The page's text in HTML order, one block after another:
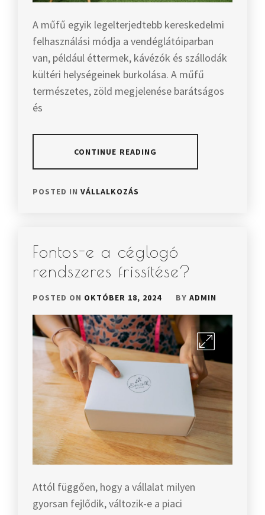
A műfű egyik legelterjedtebb kereskedelmi
felhasználási módja a vendéglátóiparban
van, például éttermek, kávézók és szállodák
kültéri helységeinek burkolása. A műfű
természetes, zöld megjelenése barátságos
és
CONTINUE READING
POSTED IN VÁLLALKOZÁS
Fontos-e a céglogó
rendszeres frissítése?
POSTED ON OKTÓBER 18, 2024 BY ADMIN
Attól függően, hogy a vállalat milyen
gyorsan fejlődik, változik-e a piaci